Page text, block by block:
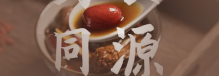
M 播放/暂停音乐
D 深色/浅色显示模式
S 站内搜索
随机访问